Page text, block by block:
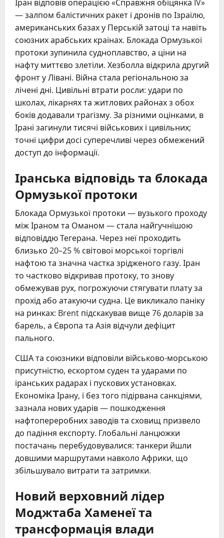
Іран відповів операцією «Справжня обіцянка IV»
— залпом балістичних ракет і дронів по Ізраїлю,
американських базах у Перській затоці та навіть
союзних арабських країнах. Блокада Ормузької
протоки зупинила судноплавство, а ціни на
нафту миттєво злетіли. Хезболла відкрила другий
фронт у Лівані. Війна стала регіональною за
лічені дні. Цивільні втрати росли: удари по
школах, лікарнях та житлових районах з обох
боків додавали трагізму. За різними оцінками, в
Ірані загинули тисячі військових і цивільних;
точні цифри досі суперечливі через обмежений
доступ до інформації.
Іранська відповідь та блокада
Ормузької протоки
Блокада Ормузької протоки — вузького проходу
між Іраном та Оманом — стала найгучнішою
відповіддю Тегерана. Через неї проходить
близько 20–25 % світової морської торгівлі
нафтою та значна частка зрідженого газу. Іран
то частково відкривав протоку, то знову
обмежував рух, погрожуючи стягувати плату за
прохід або атакуючи судна. Це викликало паніку
на ринках: Brent підскакував вище 76 доларів за
барель, а Європа та Азія відчули дефіцит
пального.
США та союзники відповіли військово-морською
присутністю, ескортом суден та ударами по
іранських радарах і пускових установках.
Економіка Ірану, і без того підірвана санкціями,
зазнала нових ударів — пошкодження
нафтопереробних заводів та сховищ призвело
до падіння експорту. Глобальні ланцюжки
постачань перебудовувалися: танкери йшли
довшими маршрутами навколо Африки, що
збільшувало витрати та затримки.
Новий верховний лідер
Моджтаба Хаменеї та
трансформація влади